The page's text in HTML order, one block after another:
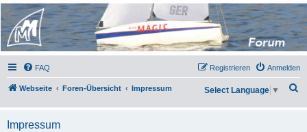
Micro Magic Forum
Deutschland
FAQ Anmelden
Registrieren
Webseite Foren-Übersicht Impressum Select Language ▼
Impressum